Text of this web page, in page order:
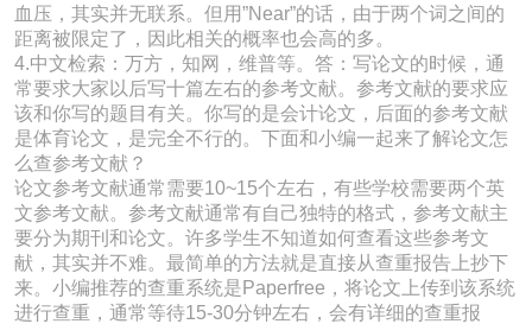
血压，其实并无联系。但用”Near”的话，由于两个词之间的
距离被限定了，因此相关的概率也会高的多。
4.中文检索：万方，知网，维普等。答：写论文的时候，通
常要求大家以后写十篇左右的参考文献。参考文献的要求应
该和你写的题目有关。你写的是会计论文，后面的参考文献
是体育论文，是完全不行的。下面和小编一起来了解论文怎
么查参考文献？
论文参考文献通常需要10~15个左右，有些学校需要两个英
文参考文献。参考文献通常有自己独特的格式，参考文献主
要分为期刊和论文。许多学生不知道如何查看这些参考文
献，其实并不难。最简单的方法就是直接从查重报告上抄下
来。小编推荐的查重系统是Paperfree，将论文上传到该系统
进行查重，通常等待15-30分钟左右，会有详细的查重报